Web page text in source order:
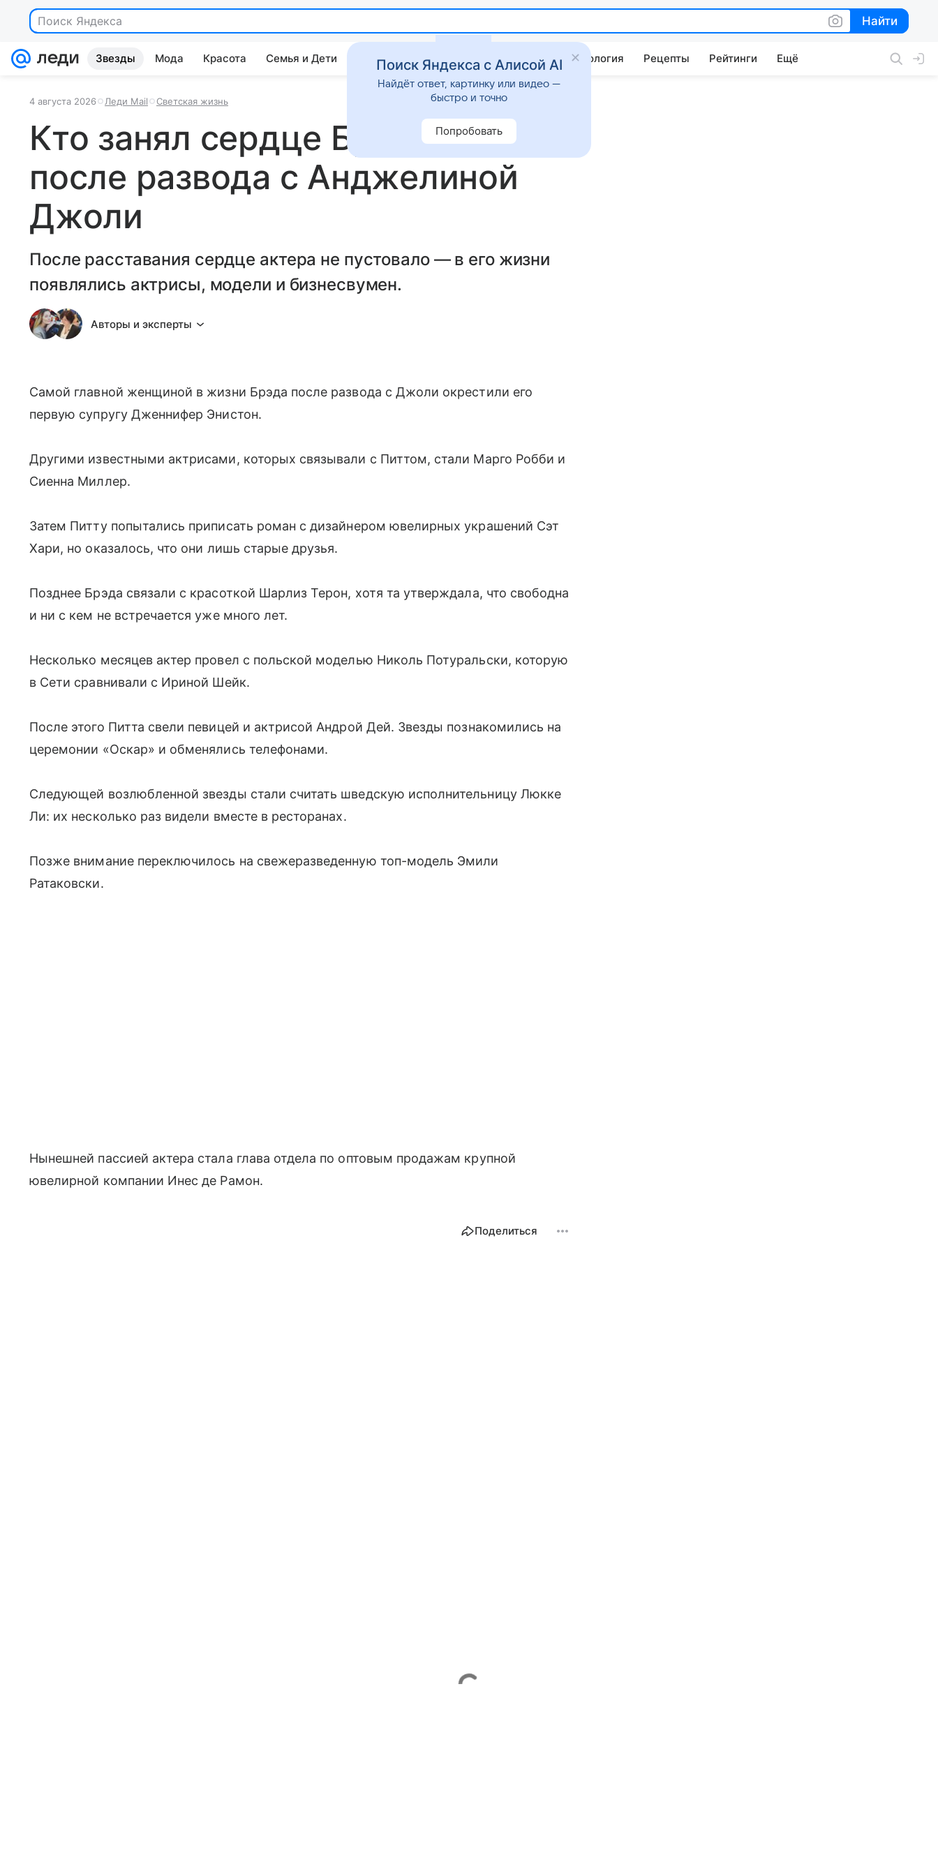
Поиск Яндекса Найти
Найти
Звезды Мода Красота Семья и Дети Дом Гороскопы Стиль жизни Психология Рецепты Рейтинги Ещё
4 августа 2026 Леди Mail Светская жизнь
Кто занял сердце Брэда Питта
после развода с Анджелиной
Джоли
После расставания сердце актера не пустовало — в его жизни
появлялись актрисы, модели и бизнесвумен.
Авторы и эксперты
Самой главной женщиной в жизни Брэда после развода с Джоли окрестили его
первую супругу Дженнифер Энистон.
Другими известными актрисами, которых связывали с Питтом, стали Марго Робби и
Сиенна Миллер.
Затем Питту попытались приписать роман с дизайнером ювелирных украшений Сэт
Хари, но оказалось, что они лишь старые друзья.
Позднее Брэда связали с красоткой Шарлиз Терон, хотя та утверждала, что свободна
и ни с кем не встречается уже много лет.
Несколько месяцев актер провел с польской моделью Николь Потуральски, которую
в Сети сравнивали с Ириной Шейк.
После этого Питта свели певицей и актрисой Андрой Дей. Звезды познакомились на
церемонии «Оскар» и обменялись телефонами.
Следующей возлюбленной звезды стали считать шведскую исполнительницу Люкке
Ли: их несколько раз видели вместе в ресторанах.
Позже внимание переключилось на свежеразведенную топ-модель Эмили
Ратаковски.
Нынешней пассией актера стала глава отдела по оптовым продажам крупной
ювелирной компании Инес де Рамон.
Поделиться
Поиск Яндекса с Алисой AI
Найдёт ответ, картинку или видео —
быстро и точно
Попробовать